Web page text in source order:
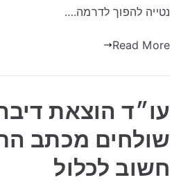
נטייה להפוך לדרמה.…
Read More
עו״ד הוצאת
שולחים מכתב
חשוב לכלול